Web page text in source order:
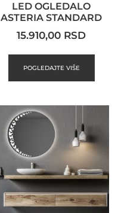
LED OGLEDALO
ASTERIA STANDARD
15.910,00 RSD
POGLEDAJTE VIŠE